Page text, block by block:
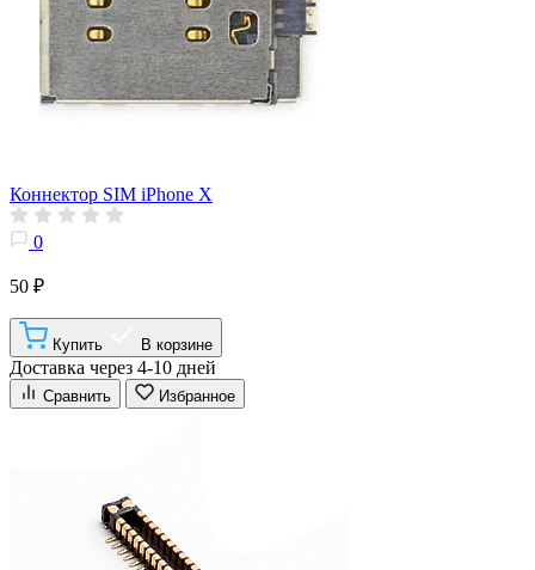
Коннектор SIM iPhone X
0
50 ₽
Купить В корзине
Доставка через 4-10 дней
Сравнить Избранное